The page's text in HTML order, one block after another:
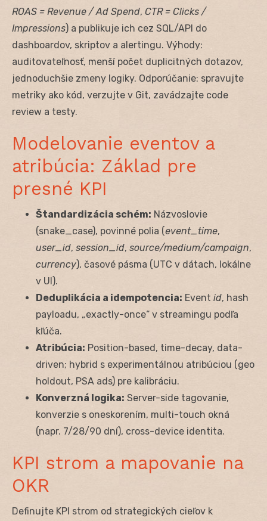
ROAS = Revenue / Ad Spend, CTR = Clicks /
Impressions) a publikuje ich cez SQL/API do
dashboardov, skriptov a alertingu. Výhody:
auditovateľnosť, menší počet duplicitných dotazov,
jednoduchšie zmeny logiky. Odporúčanie: spravujte
metriky ako kód, verzujte v Git, zavádzajte code
review a testy.
Modelovanie eventov a
atribúcia: Základ pre
presné KPI
Štandardizácia schém: Názvoslovie
(snake_case), povinné polia (event_time,
user_id, session_id, source/medium/campaign,
currency), časové pásma (UTC v dátach, lokálne
v UI).
Deduplikácia a idempotencia: Event id, hash
payloadu, „exactly-once“ v streamingu podľa
kľúča.
Atribúcia: Position-based, time-decay, data-
driven; hybrid s experimentálnou atribúciou (geo
holdout, PSA ads) pre kalibráciu.
Konverzná logika: Server-side tagovanie,
konverzie s oneskorením, multi-touch okná
(napr. 7/28/90 dní), cross-device identita.
KPI strom a mapovanie na
OKR
Definujte KPI strom od strategických cieľov k